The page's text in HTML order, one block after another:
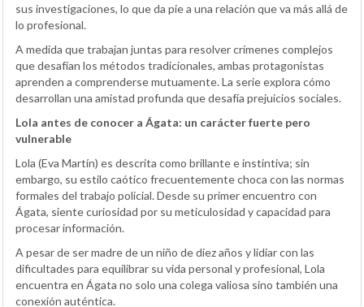
sus investigaciones, lo que da pie a una relación que va más allá de
lo profesional.
A medida que trabajan juntas para resolver crímenes complejos
que desafían los métodos tradicionales, ambas protagonistas
aprenden a comprenderse mutuamente. La serie explora cómo
desarrollan una amistad profunda que desafía prejuicios sociales.
Lola antes de conocer a Ágata: un carácter fuerte pero
vulnerable
Lola (Eva Martín) es descrita como brillante e instintiva; sin
embargo, su estilo caótico frecuentemente choca con las normas
formales del trabajo policial. Desde su primer encuentro con
Ágata, siente curiosidad por su meticulosidad y capacidad para
procesar información.
A pesar de ser madre de un niño de diez años y lidiar con las
dificultades para equilibrar su vida personal y profesional, Lola
encuentra en Ágata no solo una colega valiosa sino también una
conexión auténtica.